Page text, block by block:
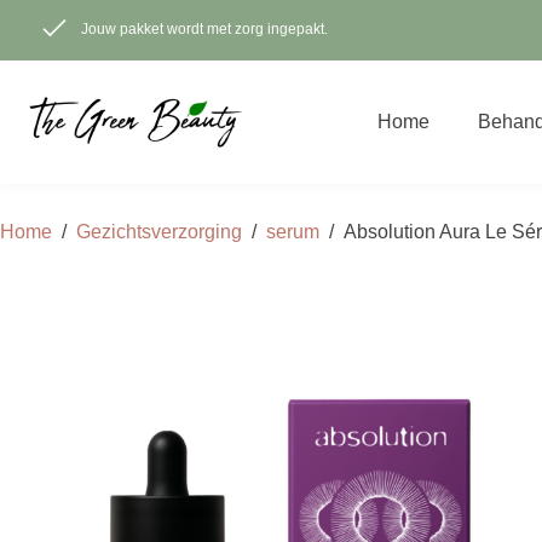
Jouw pakket wordt met zorg ingepakt.
Home
Home / Gezichtsverzorging / serum / Absolution Aura Le